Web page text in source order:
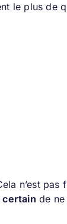
le plus de
n’est
certain de